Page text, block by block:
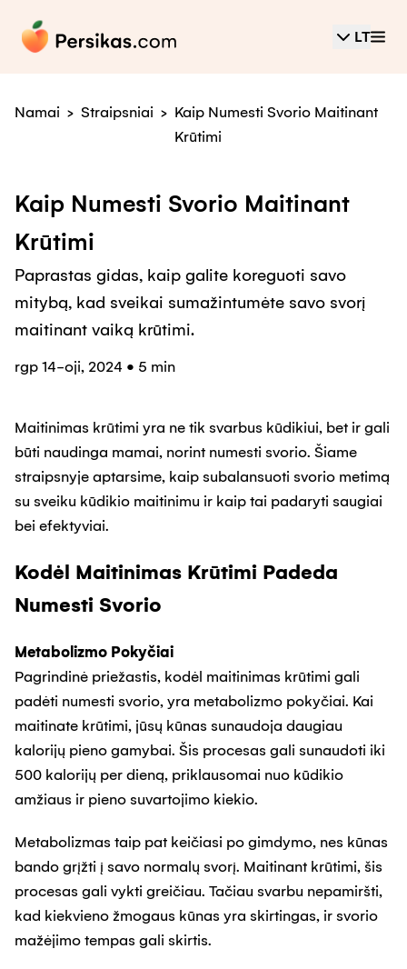
LT
Namai > Straipsniai > Kaip Numesti Svorio Maitinant
Krūtimi
Kaip Numesti Svorio Maitinant
Krūtimi
Paprastas gidas, kaip galite koreguoti savo
mitybą, kad sveikai sumažintumėte savo svorį
maitinant vaiką krūtimi.
rgp 14-oji, 2024 • 5 min
Maitinimas krūtimi yra ne tik svarbus kūdikiui, bet ir gali
būti naudinga mamai, norint numesti svorio. Šiame
straipsnyje aptarsime, kaip subalansuoti svorio metimą
su sveiku kūdikio maitinimu ir kaip tai padaryti saugiai
bei efektyviai.
Kodėl Maitinimas Krūtimi Padeda
Numesti Svorio
Metabolizmo Pokyčiai
Pagrindinė priežastis, kodėl maitinimas krūtimi gali
padėti numesti svorio, yra metabolizmo pokyčiai. Kai
maitinate krūtimi, jūsų kūnas sunaudoja daugiau
kalorijų pieno gamybai. Šis procesas gali sunaudoti iki
500 kalorijų per dieną, priklausomai nuo kūdikio
amžiaus ir pieno suvartojimo kiekio.
Metabolizmas taip pat keičiasi po gimdymo, nes kūnas
bando grįžti į savo normalų svorį. Maitinant krūtimi, šis
procesas gali vykti greičiau. Tačiau svarbu nepamiršti,
kad kiekvieno žmogaus kūnas yra skirtingas, ir svorio
mažėjimo tempas gali skirtis.